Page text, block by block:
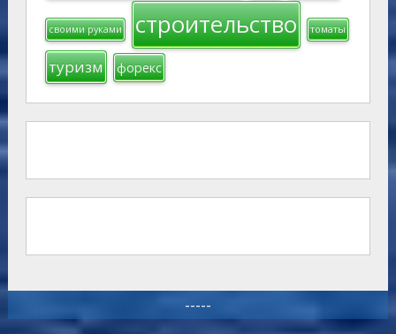
своими руками строительство томаты
туризм форекс
-----